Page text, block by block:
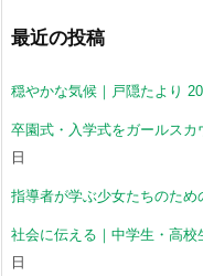
最近の投稿
穏やかな気候｜戸隠たより
卒園式・入学式をガールスカ
日
指導者が学ぶ少女たちのた
社会に伝える｜中学生・高
日